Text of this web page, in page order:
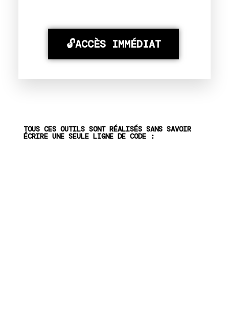
🔓ACCÈS IMMÉDIAT
TOUS CES OUTILS SONT RÉALISÉS SANS SAVOIR
ÉCRIRE UNE SEULE LIGNE DE CODE :